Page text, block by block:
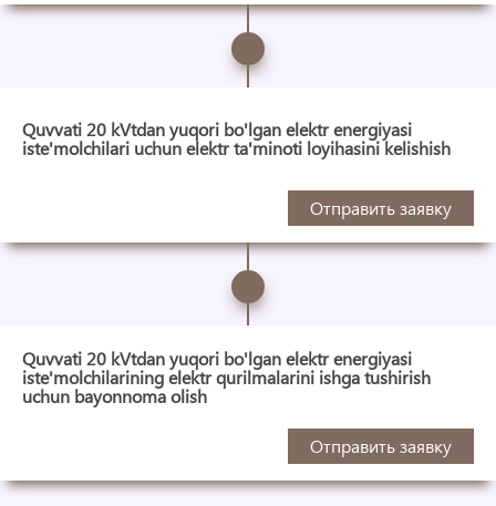
Quvvati 20 kVtdan yuqori bo'lgan elektr energiyasi
iste'molchilari uchun elektr ta'minoti loyihasini kelishish
Отправить заявку
Quvvati 20 kVtdan yuqori bo'lgan elektr energiyasi
iste'molchilarining elektr qurilmalarini ishga tushirish
uchun bayonnoma olish
Отправить заявку